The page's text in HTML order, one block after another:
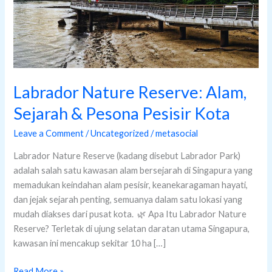
Labrador Nature Reserve: Alam,
Sejarah & Pesona Pesisir Kota
Leave a Comment /Uncategorized /metasocial
Labrador Nature Reserve (kadang disebut Labrador Park)
adalah salah satu kawasan alam bersejarah di Singapura yang
memadukan keindahan alam pesisir, keanekaragaman hayati,
dan jejak sejarah penting, semuanya dalam satu lokasi yang
mudah diakses dari pusat kota. 🌿 Apa Itu Labrador Nature
Reserve? Terletak di ujung selatan daratan utama Singapura,
kawasan ini mencakup sekitar 10 ha […]
Pesisir
Kota